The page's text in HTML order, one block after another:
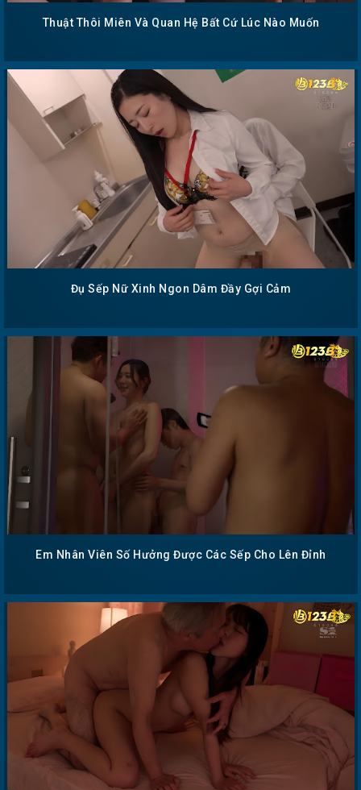
Thuật Thôi Miên Và Quan Hệ Bất Cứ Lúc Nào Muốn
Đụ Sếp Nữ Xinh Ngon Dâm Đầy Gợi Cảm
Em Nhân Viên Số Hưởng Được Các Sếp Cho Lên Đỉnh